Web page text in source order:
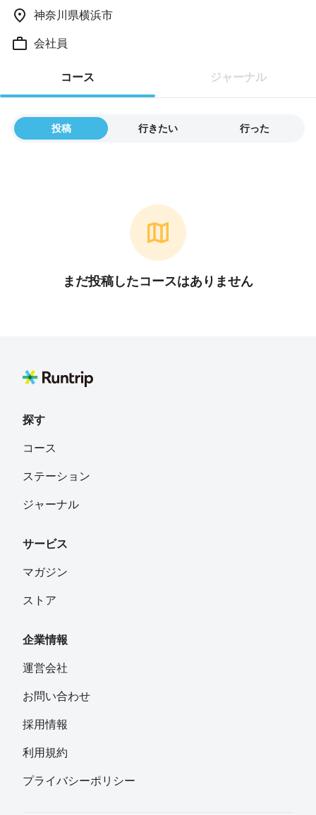
神奈川県横浜市
会社員
コース ジャーナル
投稿 行きたい 行った
まだ投稿したコースはありません
探す
コース
ステーション
ジャーナル
サービス
マガジン
ストア
企業情報
運営会社
お問い合わせ
採用情報
利用規約
プライバシーポリシー